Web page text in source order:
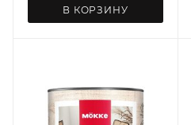
В КОРЗИНУ